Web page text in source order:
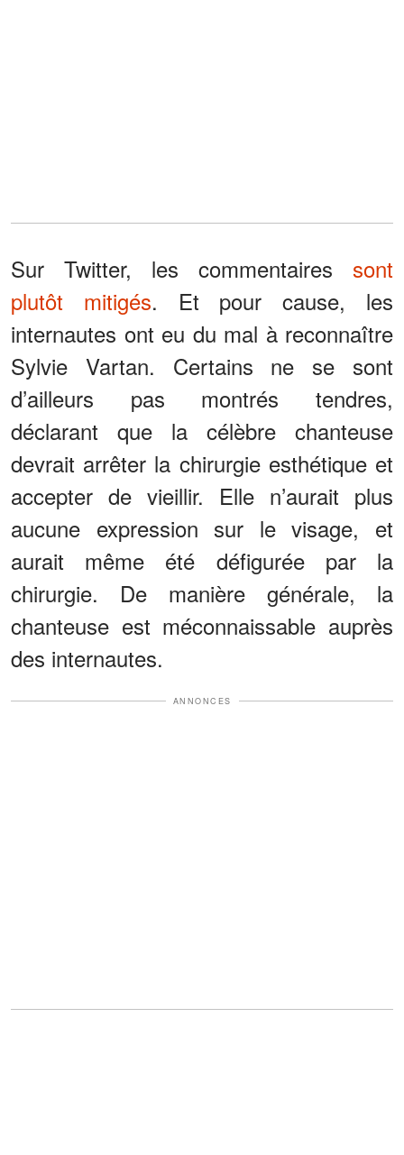
Sur Twitter, les commentaires sont
plutôt mitigés. Et pour cause, les
internautes ont eu du mal à reconnaître
Sylvie Vartan. Certains ne se sont
d’ailleurs pas montrés tendres,
déclarant que la célèbre chanteuse
devrait arrêter la chirurgie esthétique et
accepter de vieillir. Elle n’aurait plus
aucune expression sur le visage, et
aurait même été défigurée par la
chirurgie. De manière générale, la
chanteuse est méconnaissable auprès
des internautes.
ANNONCES